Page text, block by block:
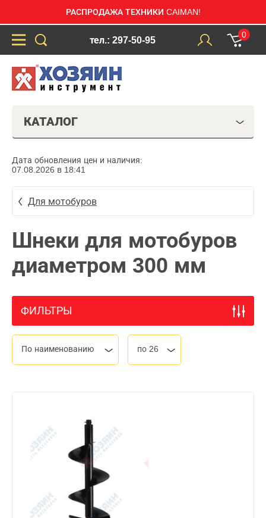
РАСПРОДАЖА ТЕХНИКИ CAIMAN!
тел.: 297-50-95
0
КАТАЛОГ
Дата обновления цен и наличия:
07.08.2026 в 18:41
Для мотобуров
Шнеки для мотобуров
диаметром 300 мм
ФИЛЬТРЫ
По наименованию по 26